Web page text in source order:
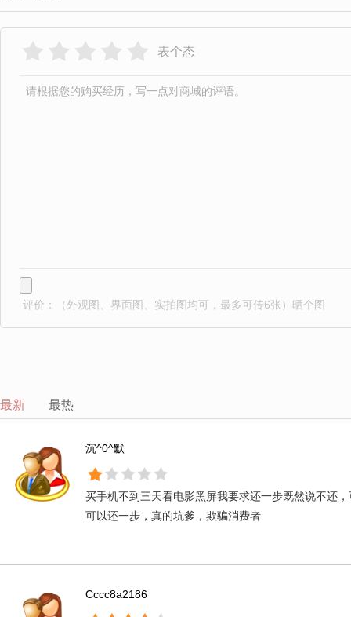
表个态
评价： （外观图、界面图、实拍图均可，最多可传6张）晒个图
最新 最热
沉^0^默
买手机不到三天看电影黑屏我要求还一步既然说不还
可以还一步，真的坑爹，欺骗消费者
Cccc8a2186